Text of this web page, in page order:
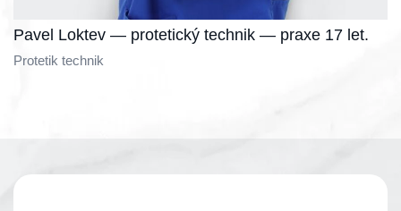
Pavel Loktev — protetický technik — praxe 17 let.
Protetik technik